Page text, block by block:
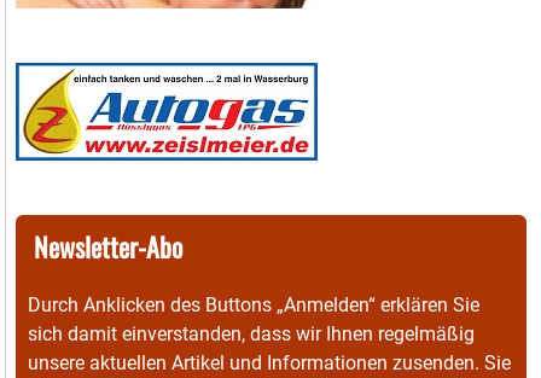
Newsletter-Abo
Durch Anklicken des Buttons „Anmelden“ erklären Sie
sich damit einverstanden, dass wir Ihnen regelmäßig
unsere aktuellen Artikel und Informationen zusenden. Sie